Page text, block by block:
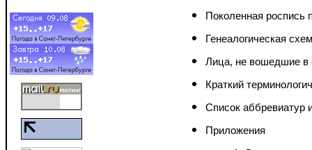
Поколенная роспись
Генеалогическая
Лица, не вошедшие в
Краткий
Список аббревиатур
Приложения